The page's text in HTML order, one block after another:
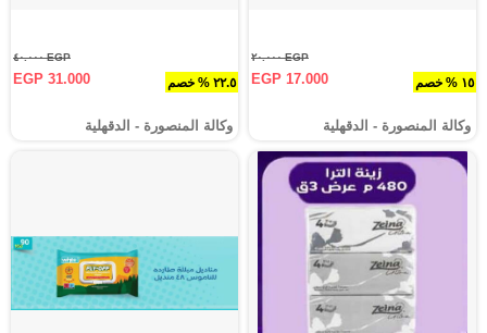
١٥ % خصم
EGP ٢٠.٠٠٠
EGP 17.000
وكالة المنصورة - الدقهلية‎
٢٢.٥ % خصم
EGP ٤٠.٠٠٠
EGP 31.000
وكالة المنصورة - الدقهلية‎